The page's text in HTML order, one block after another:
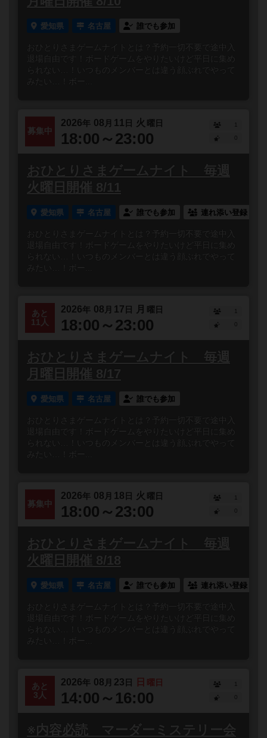
愛知県 名古屋 誰でも参加
おひとりさまゲームナイトとは？予約一切不要で途中入
退場自由です！ボードゲームをやりたいけど平日に集め
られない…！いつものメンバーとは違う顔ぶれでやって
募集中
2026年 08 月 11 日 火 曜日
18:00～23:00
1
おひとりさまゲームナイト 毎週
火曜日開催 8/11
愛知県 名古屋 誰でも参加 連れ添い登録
おひとりさまゲームナイトとは？予約一切不要で途中入
退場自由です！ボードゲームをやりたいけど平日に集め
られない…！いつものメンバーとは違う顔ぶれでやって
あと
11人
2026年 08 月 17 日 月 曜日
18:00～23:00
1
おひとりさまゲームナイト 毎週
月曜日開催 8/17
愛知県 名古屋 誰でも参加
おひとりさまゲームナイトとは？予約一切不要で途中入
退場自由です！ボードゲームをやりたいけど平日に集め
られない…！いつものメンバーとは違う顔ぶれでやって
募集中
2026年 08 月 18 日 火 曜日
18:00～23:00
1
おひとりさまゲームナイト 毎週
火曜日開催 8/18
愛知県 名古屋 誰でも参加 連れ添い登録
おひとりさまゲームナイトとは？予約一切不要で途中入
退場自由です！ボードゲームをやりたいけど平日に集め
られない…！いつものメンバーとは違う顔ぶれでやって
あと
3人
2026年 08 月 23 日 日 曜日
14:00～16:00
1
※内容必読 マーダーミステリー会